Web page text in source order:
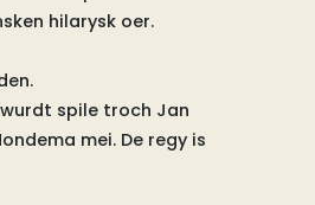
hilarysk oer.
spile troch Jan
mei. De regy is